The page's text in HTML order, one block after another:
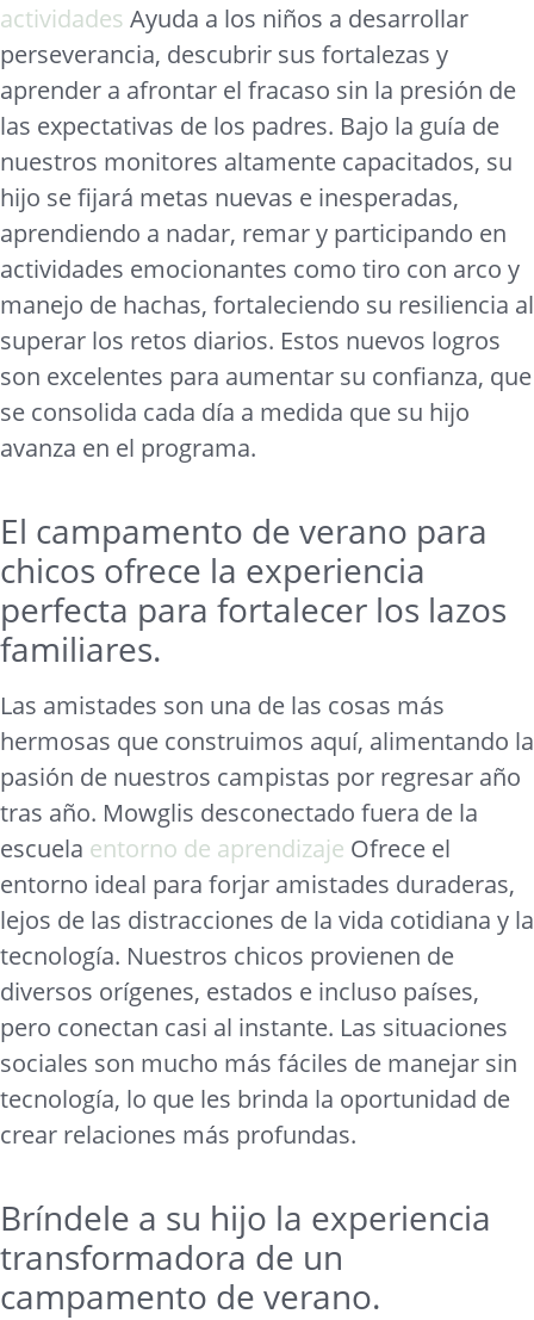
actividades Ayuda a los niños a desarrollar
perseverancia, descubrir sus fortalezas y
aprender a afrontar el fracaso sin la presión de
las expectativas de los padres. Bajo la guía de
nuestros monitores altamente capacitados, su
hijo se fijará metas nuevas e inesperadas,
aprendiendo a nadar, remar y participando en
actividades emocionantes como tiro con arco y
manejo de hachas, fortaleciendo su resiliencia al
superar los retos diarios. Estos nuevos logros
son excelentes para aumentar su confianza, que
se consolida cada día a medida que su hijo
avanza en el programa.
El campamento de verano para
chicos ofrece la experiencia
perfecta para fortalecer los lazos
familiares.
Las amistades son una de las cosas más
hermosas que construimos aquí, alimentando la
pasión de nuestros campistas por regresar año
tras año. Mowglis desconectado fuera de la
escuela entorno de aprendizaje Ofrece el
entorno ideal para forjar amistades duraderas,
lejos de las distracciones de la vida cotidiana y la
tecnología. Nuestros chicos provienen de
diversos orígenes, estados e incluso países,
pero conectan casi al instante. Las situaciones
sociales son mucho más fáciles de manejar sin
tecnología, lo que les brinda la oportunidad de
crear relaciones más profundas.
Bríndele a su hijo la experiencia
transformadora de un
campamento de verano.